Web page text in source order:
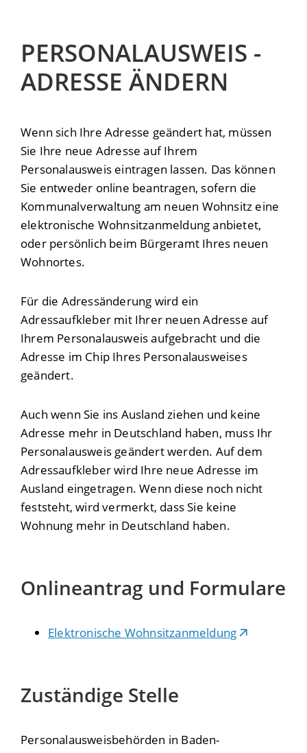
PERSONALAUSWEIS -
ADRESSE ÄNDERN
Wenn sich Ihre Adresse geändert hat, müssen
Sie Ihre neue Adresse auf Ihrem
Personalausweis eintragen lassen. Das können
Sie entweder online beantragen, sofern die
Kommunalverwaltung am neuen Wohnsitz eine
elektronische Wohnsitzanmeldung anbietet,
oder persönlich beim Bürgeramt Ihres neuen
Wohnortes.
Für die Adressänderung wird ein
Adressaufkleber mit Ihrer neuen Adresse auf
Ihrem Personalausweis aufgebracht und die
Adresse im Chip Ihres Personalausweises
geändert.
Auch wenn Sie ins Ausland ziehen und keine
Adresse mehr in Deutschland haben, muss Ihr
Personalausweis geändert werden. Auf dem
Adressaufkleber wird Ihre neue Adresse im
Ausland eingetragen. Wenn diese noch nicht
feststeht, wird vermerkt, dass Sie keine
Wohnung mehr in Deutschland haben.
Onlineantrag und Formulare
Elektronische Wohnsitzanmeldung
Zuständige Stelle
Personalausweisbehörden in Baden-